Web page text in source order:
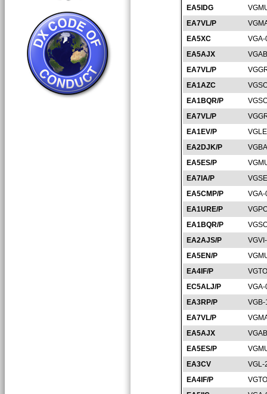
EA5IDG
EA7VL/P
EA5XC
EA5AJX
EA7VL/P
EA1AZC
EA1BQR/P
EA7VL/P
EA1EV/P
EA2DJK/P
EA5ES/P
EA7IA/P
EA5CMP/P
EA1URE/P
EA1BQR/P
EA2AJS/P
EA5EN/P
EA4IF/P
EC5ALJ/P
EA3RP/P
EA7VL/P
EA5AJX
EA5ES/P
EA3CV
VGL-
EA4IF/P